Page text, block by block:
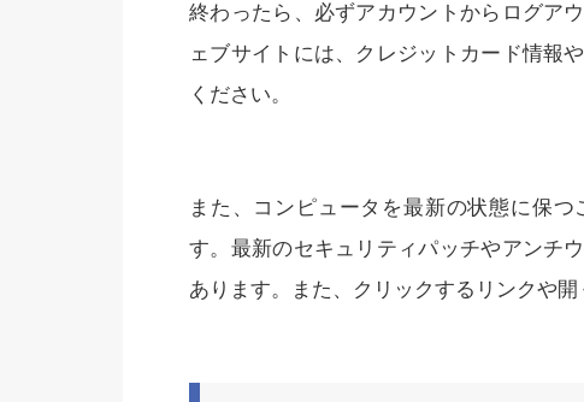
終わったら、必ずアカウントからログア
ェブサイトには、クレジットカード情報
ください。
また、コンピュータを最新の状態に保
す。最新のセキュリティパッチやアンチ
あります。また、クリックするリンクや